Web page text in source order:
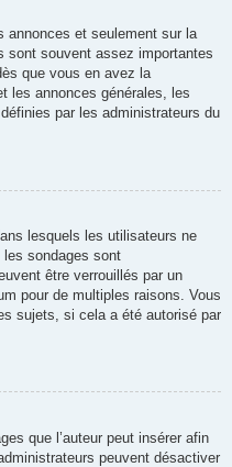
annonces et seulement sur la
sont souvent assez importantes
que vous en avez la
les annonces générales, les
par les administrateurs du
lesquels les utilisateurs ne
les sondages sont
être verrouillés par un
pour de multiples raisons. Vous
sujets, si cela a été autorisé par
que l’auteur peut insérer afin
peuvent désactiver